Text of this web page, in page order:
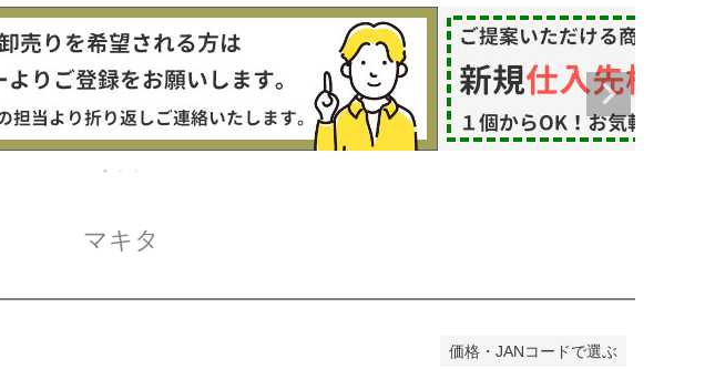
マキタ
価格・JANコードで選ぶ
在庫なし商品
在庫なし商品を表示しない
検索